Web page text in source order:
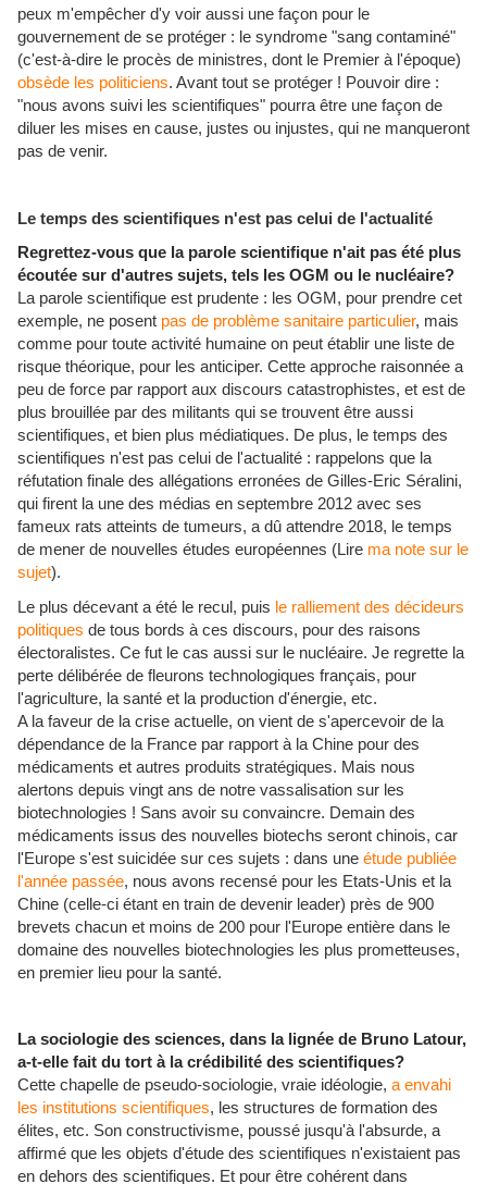
peux m'empêcher d'y voir aussi une façon pour le
gouvernement de se protéger : le syndrome "sang contaminé"
(c'est-à-dire le procès de ministres, dont le Premier à l'époque)
obsède les politiciens. Avant tout se protéger ! Pouvoir dire :
"nous avons suivi les scientifiques" pourra être une façon de
diluer les mises en cause, justes ou injustes, qui ne manqueront
pas de venir.
Le temps des scientifiques n'est pas celui de l'actualité
Regrettez-vous que la parole scientifique n'ait pas été plus
écoutée sur d'autres sujets, tels les OGM ou le nucléaire?
La parole scientifique est prudente : les OGM, pour prendre cet
exemple, ne posent pas de problème sanitaire particulier, mais
comme pour toute activité humaine on peut établir une liste de
risque théorique, pour les anticiper. Cette approche raisonnée a
peu de force par rapport aux discours catastrophistes, et est de
plus brouillée par des militants qui se trouvent être aussi
scientifiques, et bien plus médiatiques. De plus, le temps des
scientifiques n'est pas celui de l'actualité : rappelons que la
réfutation finale des allégations erronées de Gilles-Eric Séralini,
qui firent la une des médias en septembre 2012 avec ses
fameux rats atteints de tumeurs, a dû attendre 2018, le temps
de mener de nouvelles études européennes (Lire ma note sur le
sujet).
Le plus décevant a été le recul, puis le ralliement des décideurs
politiques de tous bords à ces discours, pour des raisons
électoralistes. Ce fut le cas aussi sur le nucléaire. Je regrette la
perte délibérée de fleurons technologiques français, pour
l'agriculture, la santé et la production d'énergie, etc.
A la faveur de la crise actuelle, on vient de s'apercevoir de la
dépendance de la France par rapport à la Chine pour des
médicaments et autres produits stratégiques. Mais nous
alertons depuis vingt ans de notre vassalisation sur les
biotechnologies ! Sans avoir su convaincre. Demain des
médicaments issus des nouvelles biotechs seront chinois, car
l'Europe s'est suicidée sur ces sujets : dans une étude publiée
l'année passée, nous avons recensé pour les Etats-Unis et la
Chine (celle-ci étant en train de devenir leader) près de 900
brevets chacun et moins de 200 pour l'Europe entière dans le
domaine des nouvelles biotechnologies les plus prometteuses,
en premier lieu pour la santé.
La sociologie des sciences, dans la lignée de Bruno Latour,
a-t-elle fait du tort à la crédibilité des scientifiques?
Cette chapelle de pseudo-sociologie, vraie idéologie, a envahi
les institutions scientifiques, les structures de formation des
élites, etc. Son constructivisme, poussé jusqu'à l'absurde, a
affirmé que les objets d'étude des scientifiques n'existaient pas
en dehors des scientifiques. Et pour être cohérent dans